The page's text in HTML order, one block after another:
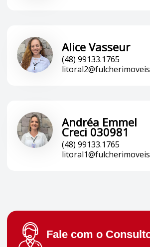
Alice Vasseur
(48) 99133.1765
Andréa Emmel
Creci 030981
(48) 99133.1765
Fale com o